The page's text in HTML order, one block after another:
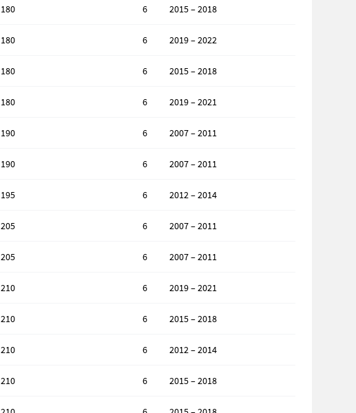
180 6 2015 – 2018
180 6 2019 – 2022
180 6 2015 – 2018
180 6 2019 – 2021
190 6 2007 – 2011
190 6 2007 – 2011
195 6 2012 – 2014
205 6 2007 – 2011
205 6 2007 – 2011
210 6 2019 – 2021
210 6 2015 – 2018
210 6 2012 – 2014
210 6 2015 – 2018